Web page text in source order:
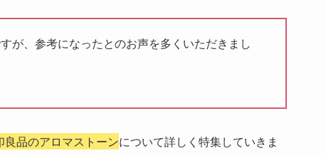
が、参考になったとのお声を多くいただきまし
品のアロマストーンについて詳しく特集していきま